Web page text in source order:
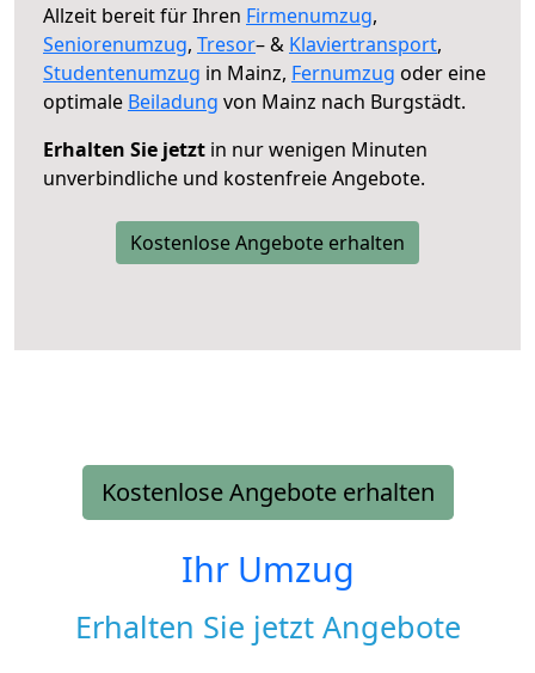
Allzeit bereit für Ihren Firmenumzug,
Seniorenumzug, Tresor– & Klaviertransport,
Studentenumzug in Mainz, Fernumzug oder eine
optimale Beiladung von Mainz nach Burgstädt.
Erhalten Sie jetzt in nur wenigen Minuten
unverbindliche und kostenfreie Angebote.
Kostenlose Angebote erhalten
Kostenlose Angebote erhalten
Ihr Umzug
Erhalten Sie jetzt Angebote